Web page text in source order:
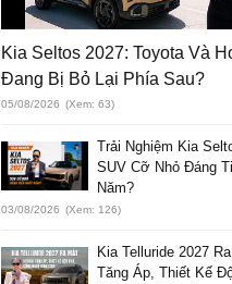
Kia Seltos 2027: Toyota Và
Đang Bị Bỏ Lại Phía Sau?
05/08/2026 (Xem: 63)
Trải Nghiệm Kia
SUV Cỡ Nhỏ Đáng
Năm?
03/08/2026 (Xem: 126)
Kia Telluride 2027
Tăng Áp, Thiết Kế